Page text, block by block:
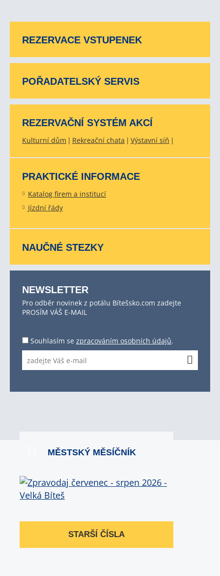
REZERVACE VSTUPENEK
POŘADATELSKÝ SERVIS
REZERVAČNÍ SYSTÉM AKCÍ
Kulturní dům Rekreační chata Výstavní síň
PRAKTICKÉ INFORMACE
Katalog firem a institucí
Jízdní řády
NAUČNÉ STEZKY
NEWSLETTER
Pro odběr novinek z potálu Bítešsko.com zadejte
PROSÍM VÁŠ E-MAIL
Souhlasím se zpracováním osobních údajů.
MĚSTSKÝ MĚSÍČNÍK
STARŠÍ ČÍSLA